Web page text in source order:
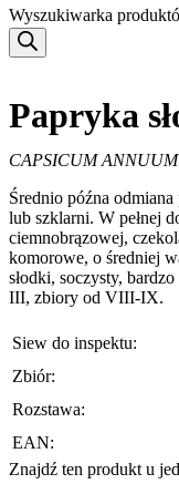
Wyszukiwarka
Papryka
CAPSICUM
Średnio późna
lub szklarni. W pełnej
ciemnobrązowej,
komorowe, o średniej
słodki, soczysty,
III, zbiory od VIII-IX.
Siew do inspektu:
Zbiór:
Rozstawa:
EAN:
Znajdź ten produkt u